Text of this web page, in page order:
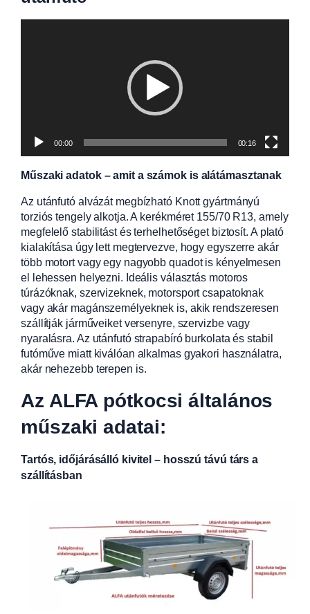
00:00 00:16
Műszaki adatok – amit a számok is alátámasztanak
Az utánfutó alvázát megbízható Knott gyártmányú
torziós tengely alkotja. A kerékméret 155/70 R13, amely
megfelelő stabilitást és terhelhetőséget biztosít. A plató
kialakítása úgy lett megtervezve, hogy egyszerre akár
több motort vagy egy nagyobb quadot is kényelmesen
el lehessen helyezni. Ideális választás motoros
túrázóknak, szervizeknek, motorsport csapatoknak
vagy akár magánszemélyeknek is, akik rendszeresen
szállítják járműveiket versenyre, szervizbe vagy
nyaralásra. Az utánfutó strapabíró burkolata és stabil
futóműve miatt kiválóan alkalmas gyakori használatra,
akár nehezebb terepen is.
Az ALFA pótkocsi általános
műszaki adatai:
Tartós, időjárásálló kivitel – hosszú távú társ a
szállításban